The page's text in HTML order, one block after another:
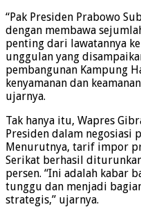
“Pak Presiden Prabowo
dengan membawa
penting dari lawatannya
unggulan yang
pembangunan Kampung
kenyamanan dan
ujarnya.
Tak hanya itu, Wapres
Presiden dalam negosiasi
Menurutnya, tarif impor
Serikat berhasil
persen. “Ini adalah kabar
tunggu dan menjadi
strategis,” ujarnya.